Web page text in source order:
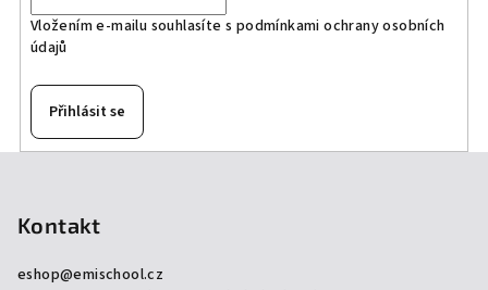
Vložením e-mailu souhlasíte s podmínkami ochrany osobních
údajů
Přihlásit se
Kontakt
eshop@emischool.cz